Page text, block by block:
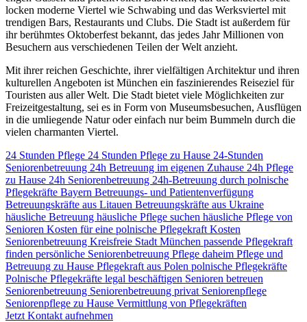
locken moderne Viertel wie Schwabing und das Werksviertel mit
trendigen Bars, Restaurants und Clubs. Die Stadt ist außerdem für
ihr berühmtes Oktoberfest bekannt, das jedes Jahr Millionen von
Besuchern aus verschiedenen Teilen der Welt anzieht.
Mit ihrer reichen Geschichte, ihrer vielfältigen Architektur und ihren
kulturellen Angeboten ist München ein faszinierendes Reiseziel für
Touristen aus aller Welt. Die Stadt bietet viele Möglichkeiten zur
Freizeitgestaltung, sei es in Form von Museumsbesuchen, Ausflügen
in die umliegende Natur oder einfach nur beim Bummeln durch die
vielen charmanten Viertel.
24 Stunden Pflege 24 Stunden Pflege zu Hause 24-Stunden
Seniorenbetreuung 24h Betreuung im eigenen Zuhause 24h Pflege
zu Hause 24h Seniorenbetreuung 24h-Betreuung durch polnische
Pflegekräfte Bayern Betreuungs- und Patientenverfügung
Betreuungskräfte aus Litauen Betreuungskräfte aus Ukraine
häusliche Betreuung häusliche Pflege suchen häusliche Pflege von
Senioren Kosten für eine polnische Pflegekraft Kosten
Seniorenbetreuung Kreisfreie Stadt München passende Pflegekraft
finden persönliche Seniorenbetreuung Pflege daheim Pflege und
Betreuung zu Hause Pflegekraft aus Polen polnische Pflegekräfte
Polnische Pflegekräfte legal beschäftigen Senioren betreuen
Seniorenbetreuung Seniorenbetreuung privat Seniorenpflege
Seniorenpflege zu Hause Vermittlung von Pflegekräften
Jetzt Kontakt aufnehmen